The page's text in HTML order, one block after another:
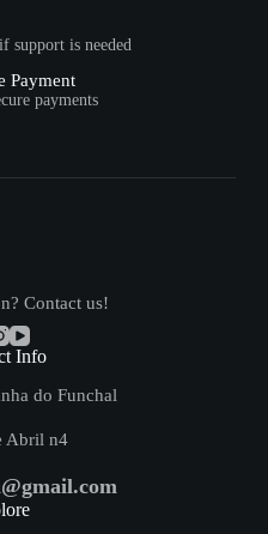
support is needed
Payment
payments
Contact us!
Info
do Funchal
Abril n4